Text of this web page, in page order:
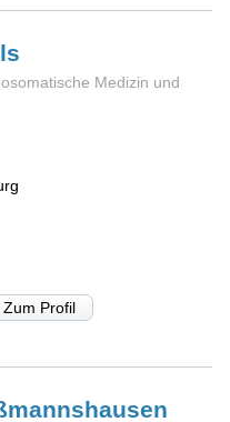
Medizin und
Zum Profil